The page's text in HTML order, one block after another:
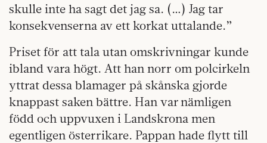
skulle inte ha sagt det jag sa. (…) Jag tar
konsekvenserna av ett korkat uttalande.”
Priset för att tala utan omskrivningar kunde
ibland vara högt. Att han norr om polcirkeln
yttrat dessa blamager på skånska gjorde
knappast saken bättre. Han var nämligen
född och uppvuxen i Landskrona men
egentligen österrikare. Pappan hade flytt till